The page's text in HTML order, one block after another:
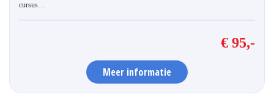
cursus…
€ 95,-
Meer informatie